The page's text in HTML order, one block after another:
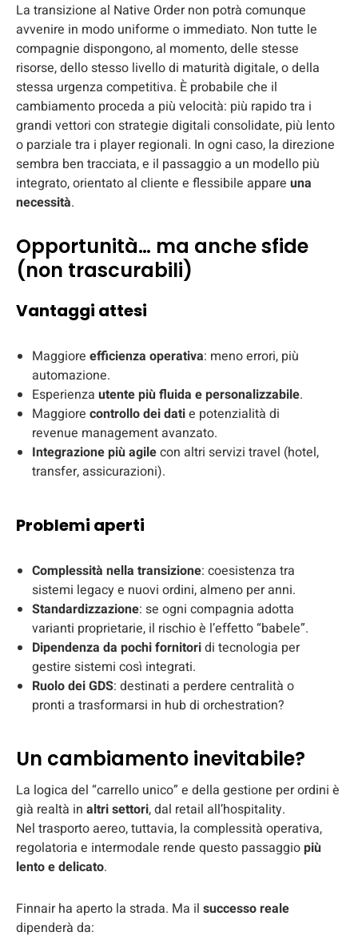
La transizione al Native Order non potrà comunque
avvenire in modo uniforme o immediato. Non tutte le
compagnie dispongono, al momento, delle stesse
risorse, dello stesso livello di maturità digitale, o della
stessa urgenza competitiva. È probabile che il
cambiamento proceda a più velocità: più rapido tra i
grandi vettori con strategie digitali consolidate, più lento
o parziale tra i player regionali. In ogni caso, la direzione
sembra ben tracciata, e il passaggio a un modello più
integrato, orientato al cliente e flessibile appare una
necessità.
Opportunità… ma anche sfide
(non trascurabili)
Vantaggi attesi
Maggiore efficienza operativa: meno errori, più
automazione.
Esperienza utente più fluida e personalizzabile.
Maggiore controllo dei datie potenzialità di
revenue management avanzato.
Integrazione più agilecon altri servizi travel (hotel,
transfer, assicurazioni).
Problemi aperti
Complessità nella transizione: coesistenza tra
sistemi legacy e nuovi ordini, almeno per anni.
Standardizzazione: se ogni compagnia adotta
varianti proprietarie, il rischio è l’effetto “babele”.
Dipendenza da pochi fornitoridi tecnologia per
gestire sistemi così integrati.
Ruolo dei GDS: destinati a perdere centralità o
pronti a trasformarsi in hub di orchestration?
Un cambiamento inevitabile?
La logica del “carrello unico” e della gestione per ordini è
già realtà in altri settori, dal retail all’hospitality.
Nel trasporto aereo, tuttavia, la complessità operativa,
regolatoria e intermodale rende questo passaggiopiù
lento e delicato.
Finnair ha aperto la strada. Ma il successo reale
dipenderà da: